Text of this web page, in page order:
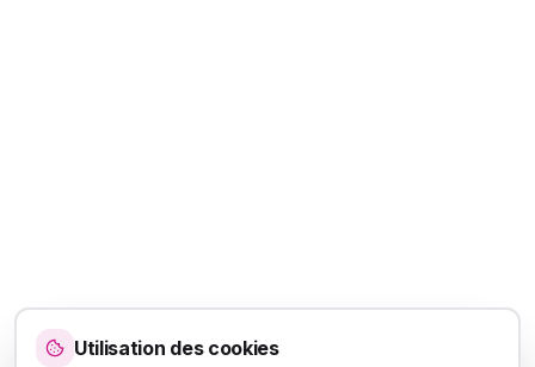
Utilisation des cookies